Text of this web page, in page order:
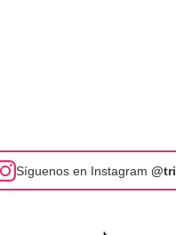
Síguenos en Instagram